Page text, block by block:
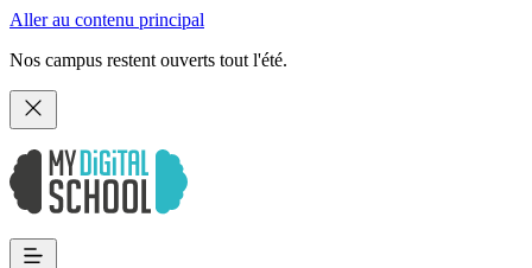
Aller au contenu principal
Nos campus restent ouverts tout l'été.